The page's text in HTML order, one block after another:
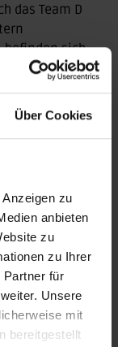
Über Cookies
zu
anbieten
zu
zu Ihrer
Partner für
Unsere
mit
bereitgestellt
das Team D
sich
Olympischer
Diese
begrüße ich
Road to